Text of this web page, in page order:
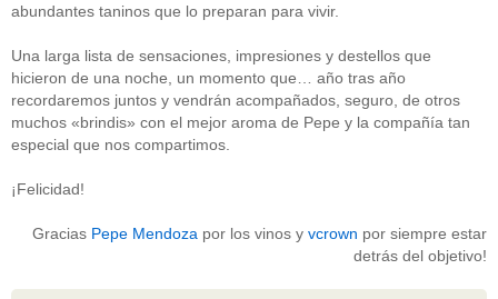
abundantes taninos que lo preparan para vivir.
Una larga lista de sensaciones, impresiones y destellos que
hicieron de una noche, un momento que… año tras año
recordaremos juntos y vendrán acompañados, seguro, de otros
muchos «brindis» con el mejor aroma de Pepe y la compañía tan
especial que nos compartimos.
¡Felicidad!
Gracias Pepe Mendoza por los vinos y vcrown por siempre estar
detrás del objetivo!